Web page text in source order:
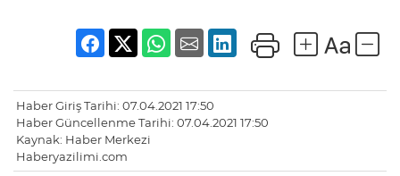
Haber Giriş Tarihi: 07.04.2021 17:50
Haber Güncellenme Tarihi: 07.04.2021 17:50
Kaynak: Haber Merkezi
Haberyazilimi.com